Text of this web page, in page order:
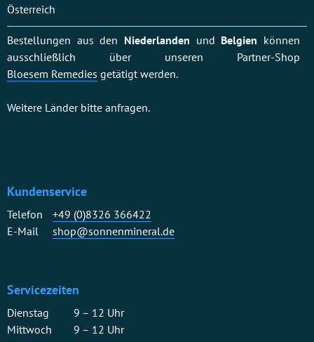
Österreich
Bestellungen aus den Niederlanden und Belgien können
ausschließlich über unseren Partner-Shop
Bloesem Remedies getätigt werden.
Weitere Länder bitte anfragen.
Kundenservice
Telefon
+49 (0)8326 366422
E-Mail
shop@sonnenmineral.de
Servicezeiten
Dienstag
9 – 12 Uhr
Mittwoch
9 – 12 Uhr